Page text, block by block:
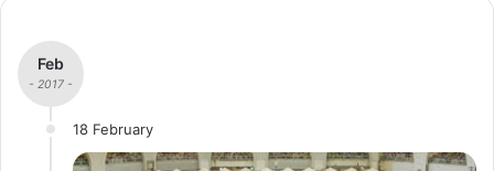
Feb
- 2017 -
18 February